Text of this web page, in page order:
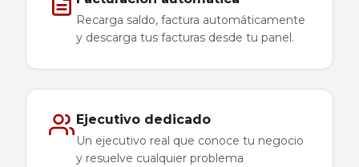
Recarga saldo, factura automáticamente
y descarga tus facturas desde tu panel.
Ejecutivo dedicado
Un ejecutivo real que conoce tu negocio
y resuelve cualquier problema